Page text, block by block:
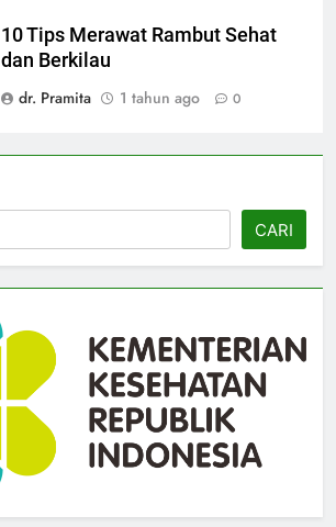
10 Tips Merawat Rambut Sehat
dan Berkilau
dr. Pramita
1 tahun ago 0
CARI